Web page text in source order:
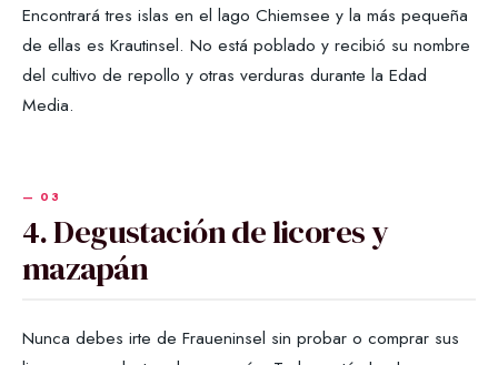
Encontrará tres islas en el lago Chiemsee y la más pequeña
de ellas es Krautinsel. No está poblado y recibió su nombre
del cultivo de repollo y otras verduras durante la Edad
Media.
4. Degustación de licores y
mazapán
Nunca debes irte de Fraueninsel sin probar o comprar sus